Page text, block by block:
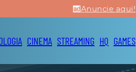
Anuncie aqui!
CINEMA STREAMING HQ GAMES